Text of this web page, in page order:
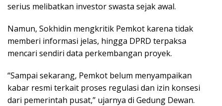
serius melibatkan investor swasta sejak awal.
Namun, Sokhidin mengkritik Pemkot karena tidak
memberi informasi jelas, hingga DPRD terpaksa
mencari sendiri data perkembangan proyek.
“Sampai sekarang, Pemkot belum menyampaikan
kabar resmi terkait proses regulasi dan izin konsesi
dari pemerintah pusat,” ujarnya di Gedung Dewan.